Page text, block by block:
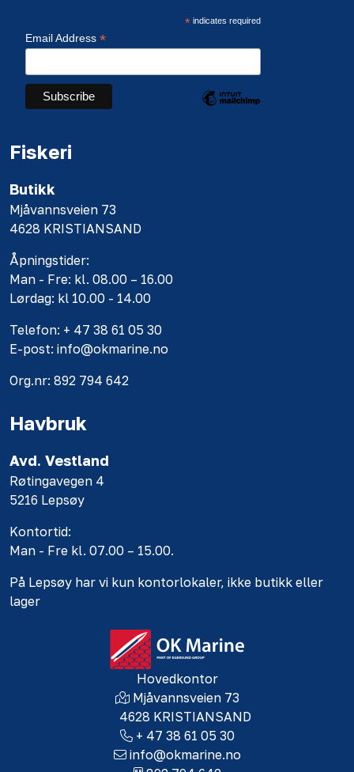
*indicates required
Email Address *
Fiskeri
Butikk
Mjåvannsveien 73
4628 KRISTIANSAND
Åpningstider:
Man - Fre: kl. 08.00 – 16.00
Lørdag: kl 10.00 - 14.00
Telefon: + 47 38 61 05 30
E-post: info@okmarine.no
Org.nr: 892 794 642
Havbruk
Avd. Vestland
Røtingavegen 4
5216 Lepsøy
Kontortid:
Man - Fre kl. 07.00 – 15.00.
På Lepsøy har vi kun kontorlokaler, ikke butikk eller
lager
Hovedkontor
Mjåvannsveien 73
4628 KRISTIANSAND
+ 47 38 61 05 30
info@okmarine.no